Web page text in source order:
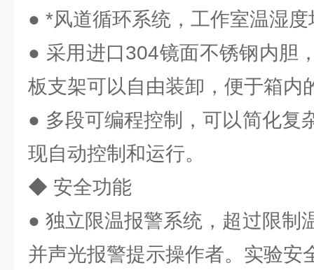
● *风道循环系统，工作室温湿度
● 采用进口304镜面不锈钢内胆
板支架可以自由装卸，便于箱内
● 多段可编程控制，可以简化复
现自动控制和运行。
◆ 安全功能
● 独立限温报警系统，超过限制
并声光报警提示操作者。实验安